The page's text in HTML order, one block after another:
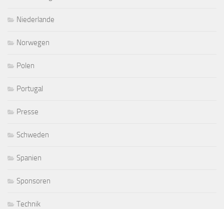
Niederlande
Norwegen
Polen
Portugal
Presse
Schweden
Spanien
Sponsoren
Technik